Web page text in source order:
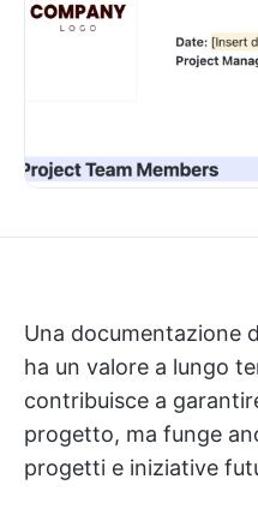
Una documentazione
ha un valore a lungo
contribuisce a
progetto, ma funge
progetti e iniziative